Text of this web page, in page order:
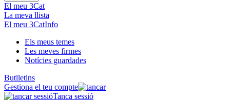
El meu 3Cat
La meva llista
El meu 3CatInfo
Els meus temes
Les meves firmes
Notícies guardades
Butlletins
Gestiona el teu compte
Tanca sessió